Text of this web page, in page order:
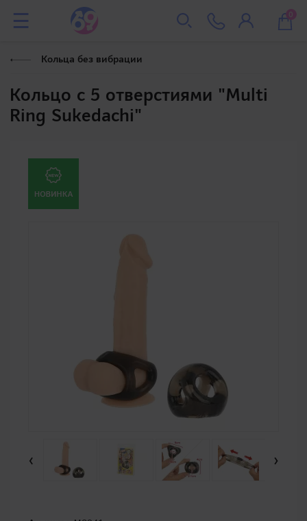
0
Кольца без вибрации
Кольцо с 5 отверстиями "Multi
Ring Sukedachi"
‹ ›